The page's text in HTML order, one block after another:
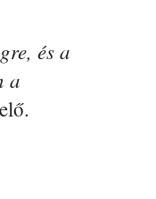
és a
a